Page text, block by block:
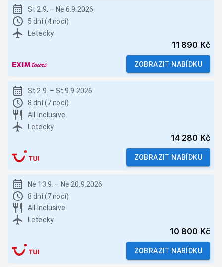
St 2.9. – Ne 6.9.2026
5 dní (4 noci)
Letecky
11 890 Kč
ZOBRAZIT NABÍDKU
St 2.9. – St 9.9.2026
8 dní (7 nocí)
All Inclusive
Letecky
14 280 Kč
ZOBRAZIT NABÍDKU
Ne 13.9. – Ne 20.9.2026
8 dní (7 nocí)
All Inclusive
Letecky
10 800 Kč
ZOBRAZIT NABÍDKU